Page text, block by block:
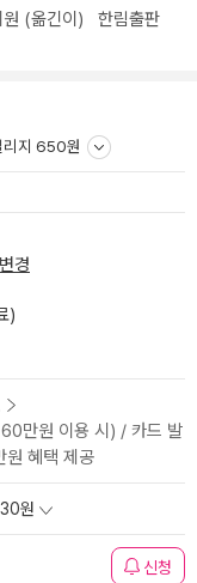
(옮긴이) 한림출판
리지 650원
변경
)
만원 이용 시) / 카드 발
원 혜택 제공
원
신청